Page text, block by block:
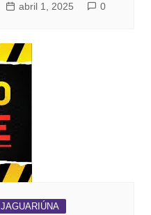
abril 1, 2025 0
JAGUARIÚNA